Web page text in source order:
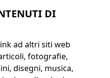
DI
ad altri siti web
fotografie,
disegni, musica,